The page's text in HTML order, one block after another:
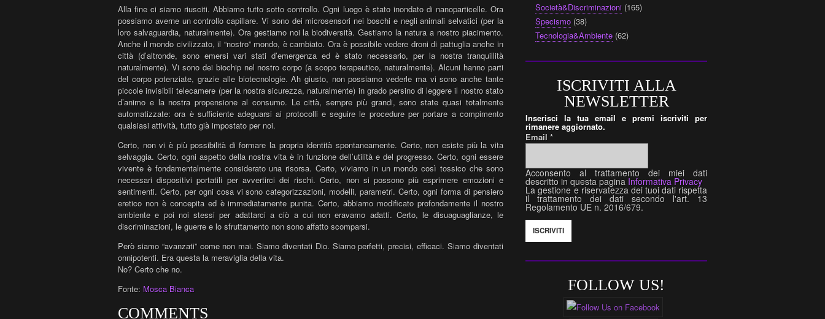
Alla fine ci siamo riusciti. Abbiamo tutto sotto controllo. Ogni luogo è stato inondato di nanoparticelle. Ora
possiamo averne un controllo capillare. Vi sono dei microsensori nei boschi e negli animali selvatici (per la
loro salvaguardia, naturalmente). Ora gestiamo noi la biodiversità. Gestiamo la natura a nostro piacimento.
Anche il mondo civilizzato, il “nostro” mondo, è cambiato. Ora è possibile vedere droni di pattuglia anche in
città (d’altronde, sono emersi vari stati d’emergenza ed è stato necessario, per la nostra tranquillità
naturalmente). Vi sono dei biochip nel nostro corpo (a scopo terapeutico, naturalmente). Alcuni hanno parti
del corpo potenziate, grazie alle biotecnologie. Ah giusto, non possiamo vederle ma vi sono anche tante
piccole invisibili telecamere (per la nostra sicurezza, naturalmente) in grado persino di leggere il nostro stato
d’animo e la nostra propensione al consumo. Le città, sempre più grandi, sono state quasi totalmente
automatizzate: ora è sufficiente adeguarsi ai protocolli e seguire le procedure per portare a compimento
qualsiasi attività, tutto già impostato per noi.
Certo, non vi è più possibilità di formare la propria identità spontaneamente. Certo, non esiste più la vita
selvaggia. Certo, ogni aspetto della nostra vita è in funzione dell’utilità e del progresso. Certo, ogni essere
vivente è fondamentalmente considerato una risorsa. Certo, viviamo in un mondo così tossico che sono
necessari dispositivi portatili per avvertirci dei rischi. Certo, non si possono più esprimere emozioni e
sentimenti. Certo, per ogni cosa vi sono categorizzazioni, modelli, parametri. Certo, ogni forma di pensiero
eretico non è concepita ed è immediatamente punita. Certo, abbiamo modificato profondamente il nostro
ambiente e poi noi stessi per adattarci a ciò a cui non eravamo adatti. Certo, le disuaguaglianze, le
discriminazioni, le guerre e lo sfruttamento non sono affatto scomparsi.
Però siamo “avanzati” come non mai. Siamo diventati Dio. Siamo perfetti, precisi, efficaci. Siamo diventati
onnipotenti. Era questa la meraviglia della vita.
No? Certo che no.
Fonte: Mosca Bianca
COMMENTS
Società&Discriminazioni (165)
Specismo (38)
Tecnologia&Ambiente (62)
ISCRIVITI ALLA
NEWSLETTER
Inserisci la tua email e premi iscriviti per
rimanere aggiornato.
Email*
Acconsento al trattamento dei miei dati
descritto in questa pagina Informativa Privacy
La gestione e riservatezza dei tuoi dati rispetta
il trattamento dei dati secondo l'art. 13
Regolamento UE n. 2016/679.
FOLLOW US!